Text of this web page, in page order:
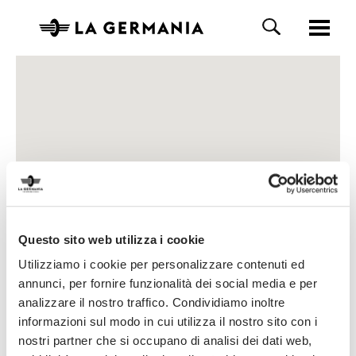
Questo sito web utilizza i cookie
Utilizziamo i cookie per personalizzare contenuti ed
annunci, per fornire funzionalità dei social media e per
analizzare il nostro traffico. Condividiamo inoltre
informazioni sul modo in cui utilizza il nostro sito con i
nostri partner che si occupano di analisi dei dati web,